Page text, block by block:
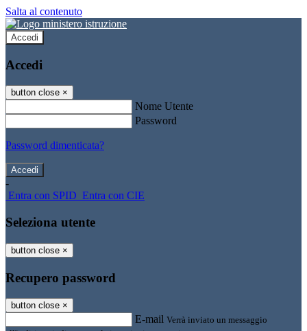
Salta al contenuto
Accedi
Accedi
button close ×
Nome Utente
Password
Password dimenticata?
-
Entra con SPID Entra con CIE
Seleziona utente
button close ×
Recupero password
button close ×
E-mail Verrà inviato un messaggio